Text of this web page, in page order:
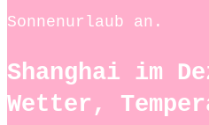
Sonnenurlaub an.
Shanghai im
Wetter,